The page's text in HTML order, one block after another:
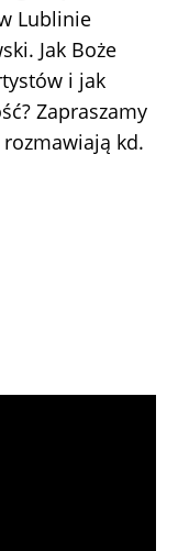
Lublinie
Jak Boże
i jak
Zapraszamy
kd.